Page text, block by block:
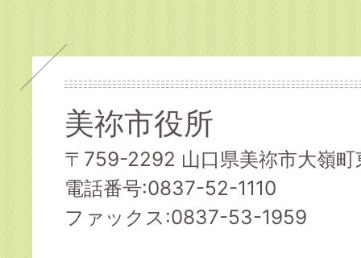
美祢市役所
〒759-2292 山口県美祢市大嶺
電話番号:0837-52-1110
ファックス:0837-53-1959